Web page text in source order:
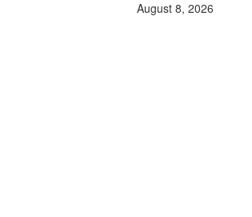
August 8, 2026